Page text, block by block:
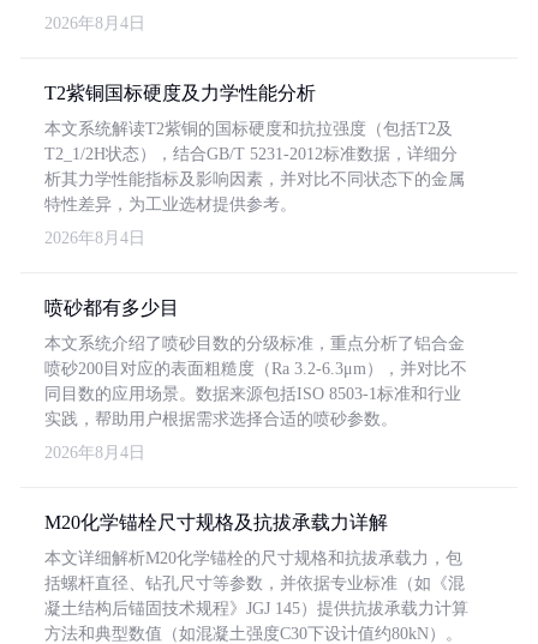
2026年8月4日
T2紫铜国标硬度及力学性能分析
本文系统解读T2紫铜的国标硬度和抗拉强度（包括T2及
T2_1/2H状态），结合GB/T 5231-2012标准数据，详细分
析其力学性能指标及影响因素，并对比不同状态下的金属
特性差异，为工业选材提供参考。
2026年8月4日
喷砂都有多少目
本文系统介绍了喷砂目数的分级标准，重点分析了铝合金
喷砂200目对应的表面粗糙度（Ra 3.2-6.3μm），并对比不
同目数的应用场景。数据来源包括ISO 8503-1标准和行业
实践，帮助用户根据需求选择合适的喷砂参数。
2026年8月4日
M20化学锚栓尺寸规格及抗拔承载力详解
本文详细解析M20化学锚栓的尺寸规格和抗拔承载力，包
括螺杆直径、钻孔尺寸等参数，并依据专业标准（如《混
凝土结构后锚固技术规程》JGJ 145）提供抗拔承载力计算
方法和典型数值（如混凝土强度C30下设计值约80kN）。